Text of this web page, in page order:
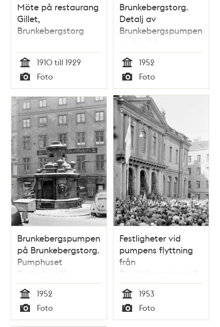
Möte på restaurang
Gillet,
Brunkebergstorg
Tid
1910 till 1929
Typ
Foto
Brunkebergstorg.
Detalj av
Brunkebergspumpens
nedre del.
Pumphuset
flyttades till
Stortorget 1953
Tid
1952
Typ
Foto
Brunkebergspumpen
på Brunkebergstorg.
Pumphuset
flyttades till
Stortorget 1953. I
Brunkebergstorg 9
låg D. Bondarevskys
Skyltfabrik
Tid
1952
Typ
Foto
Festligheter vid
pumpens flyttning
från
Brunkebergstorg till
Stortorget
Tid
1953
Typ
Foto